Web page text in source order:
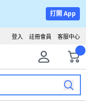
打開 App
客服中心
註冊會員
登入